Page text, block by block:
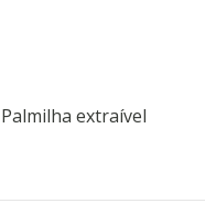
extraível